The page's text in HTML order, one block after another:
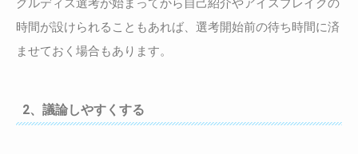
グルディス選考が始まってから自己紹介やアイスブレイクの
時間が設けられることもあれば、選考開始前の待ち時間に済
ませておく場合もあります。
2、議論しやすくする